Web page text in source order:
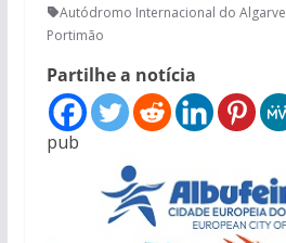
Autódromo Internacional do Algarve
Portimão
Partilhe a notícia
pub